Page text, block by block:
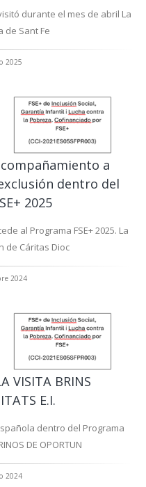
durante el mes de abril La
de Sant Fe
2025
a
dentro del
2025
al Programa FSE+ 2025. La
de Cáritas Dioc
2024
VISITA BRINS
E.I.
dentro del Programa
DE OPORTUN
2024